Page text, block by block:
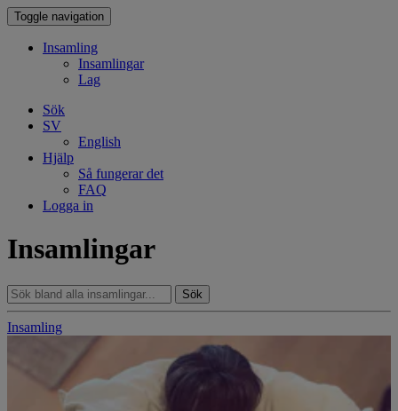
Toggle navigation
Insamling
Insamlingar
Lag
Sök
SV
English
Hjälp
Så fungerar det
FAQ
Logga in
Insamlingar
Sök
Insamling